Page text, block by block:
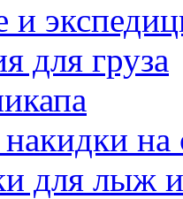
и
для груза
на
для лыж